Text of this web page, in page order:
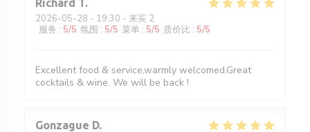
Richard T
2026-05-28 - 19:30 - 来宾 2
服务 : 5/5 氛围 : 5/5 菜单 : 5/5 质价比 : 5/5
Excellent food & service,warmly welcomed.Great
cocktails & wine. We will be back !
Gonzague D